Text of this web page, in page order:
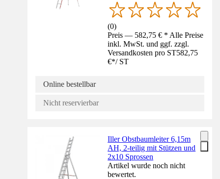
(0)
Preis — 582,75 € * Alle Preise
inkl. MwSt. und ggf. zzgl.
Versandkosten pro ST582,75
€*/ ST
Online bestellbar
Nicht reservierbar
Iller Obstbaumleiter 6,15m
AH, 2-teilig mit Stützen und
2x10 Sprossen
Artikel wurde noch nicht
bewertet.